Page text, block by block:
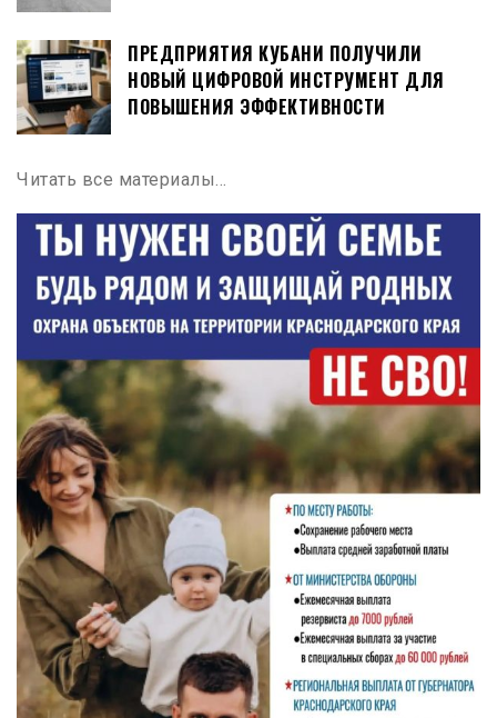
ПРЕДПРИЯТИЯ КУБАНИ ПОЛУЧИЛИ
НОВЫЙ ЦИФРОВОЙ ИНСТРУМЕНТ ДЛЯ
ПОВЫШЕНИЯ ЭФФЕКТИВНОСТИ
Читать все материалы…